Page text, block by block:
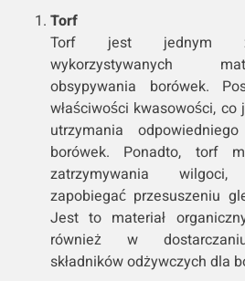
Torf
Torf jest jednym z
wykorzystywanych
obsypywania borówek.
właściwości kwasowości,
utrzymania
borówek. Ponadto, torf
zatrzymywania
zapobiegać przesuszeniu
Jest to materiał
również w
składników odżywczych dla